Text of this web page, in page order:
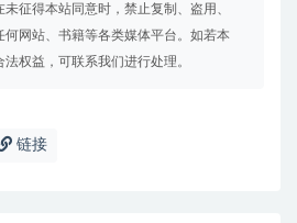
征得本站同意时，禁止复制、盗用、
何网站、书籍等各类媒体平台。如若本
权益，可联系我们进行处理。
链接